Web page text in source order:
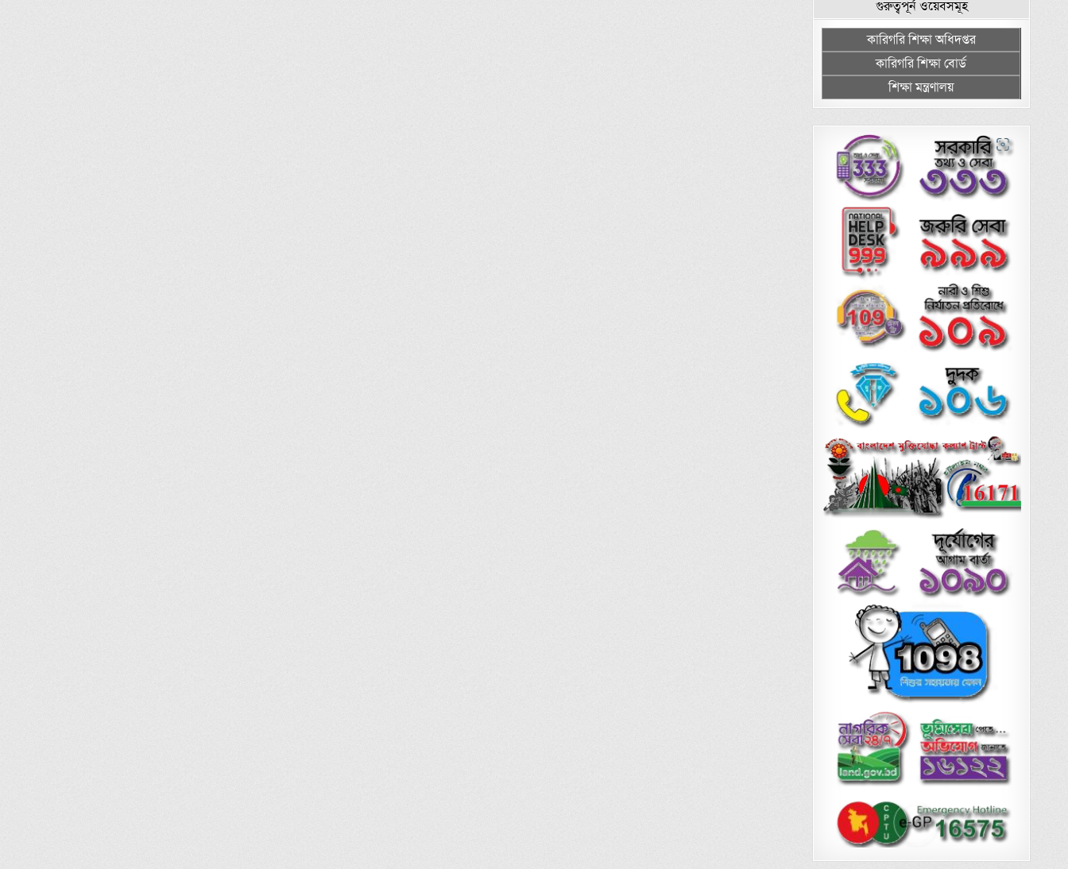
গুরুত্বপূর্ন ওয়েবসমূহ
কারিগরি শিক্ষা অধিদপ্তর
কারিগরি শিক্ষা বোর্ড
শিক্ষা মন্ত্রণালয়